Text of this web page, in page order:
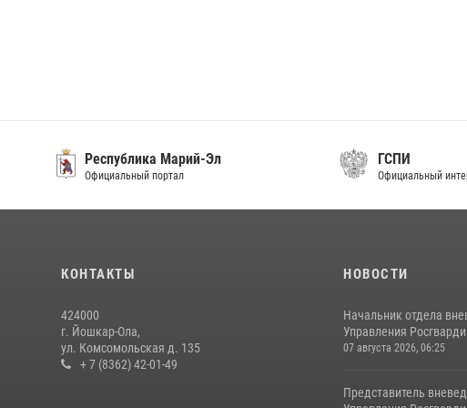
Республика Марий-Эл
Официальный портал
ГСПИ
Официальный
КОНТАКТЫ
424000
г. Йошкар-Ола,
ул. Комсомольская д. 135
+ 7 (8362) 42-01-49
НОВОСТИ
Начальник отдела
Управления
07 августа 2026, 06:25
Представитель